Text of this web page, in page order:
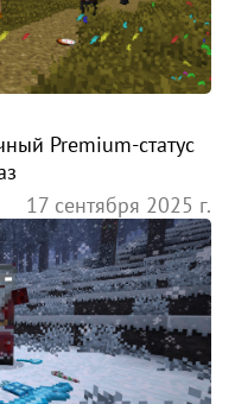
Premium-статус
17 сентября 2025 г.